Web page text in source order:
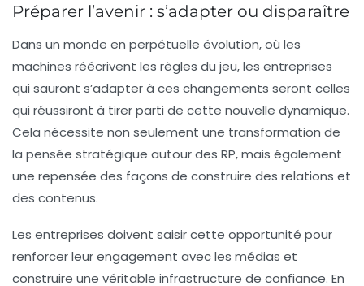
Préparer l’avenir : s’adapter ou disparaître
Dans un monde en perpétuelle évolution, où les
machines réécrivent les règles du jeu, les entreprises
qui sauront s’adapter à ces changements seront celles
qui réussiront à tirer parti de cette nouvelle dynamique.
Cela nécessite non seulement une transformation de
la pensée stratégique autour des RP, mais également
une repensée des façons de construire des relations et
des contenus.
Les entreprises doivent saisir cette opportunité pour
renforcer leur engagement avec les médias et
construire une véritable infrastructure de confiance. En